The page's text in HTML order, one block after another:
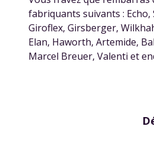
fabriquants suivants : Echo,
Giroflex, Girsberger,
Elan, Haworth, Artemide,
Marcel Breuer, Valenti et